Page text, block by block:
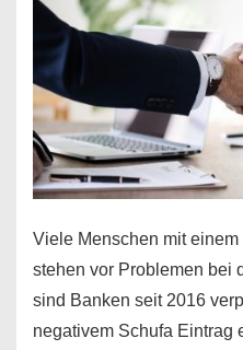
funktioniert’s
Viele Menschen mit
stehen vor Problemen bei
sind Banken seit 2016
negativem Schufa Eintrag